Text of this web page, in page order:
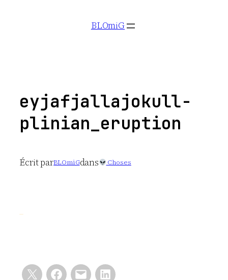
BLOmiG
eyjafjallajokull-
plinian_eruption
Écrit parBLOmiGdans Choses